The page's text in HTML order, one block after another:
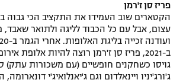
פריז סן ז'רמן
הקטארים שוב העמידו את התקציב הכי גבוה
עצום, אבל עם כל הכבוד לליגה ולתואר
גויסו כשחקנים חופשיים (עם משכורות עתק)
ג'ורג'יניו ויינאלדום וגם ג'יאנלואיג'י